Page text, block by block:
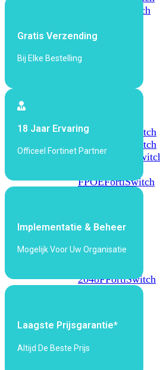
FortiSwitch
FPOE
1024E
FortiSwitch
1048E
FortiSwitch
T1024E
FPOEFortiSwitch
2000
Series
2048FFortiSwitch
FortiSwitch
Series
Gratis Verzending
Bij Elke Bestelling
18 Jaar Ervaring
Officeel Fortinet Partner
Implementatie & Beheer
Mogelijk Voor Uw Organisatie
Laagste Prijsgarantie*
Altijd De Beste Prijs